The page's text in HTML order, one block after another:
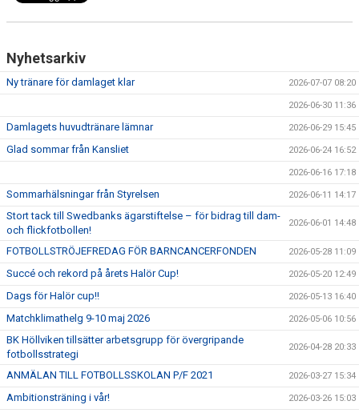
Nyhetsarkiv
Ny tränare för damlaget klar 2026-07-07 08:20
2026-06-30 11:36
Damlagets huvudtränare lämnar 2026-06-29 15:45
Glad sommar från Kansliet 2026-06-24 16:52
2026-06-16 17:18
Sommarhälsningar från Styrelsen 2026-06-11 14:17
Stort tack till Swedbanks ägarstiftelse – för bidrag till dam-
och flickfotbollen!
2026-06-01 14:48
FOTBOLLSTRÖJEFREDAG FÖR BARNCANCERFONDEN 2026-05-28 11:09
Succé och rekord på årets Halör Cup! 2026-05-20 12:49
Dags för Halör cup!! 2026-05-13 16:40
Matchklimathelg 9-10 maj 2026 2026-05-06 10:56
BK Höllviken tillsätter arbetsgrupp för övergripande
fotbollsstrategi
2026-04-28 20:33
ANMÄLAN TILL FOTBOLLSSKOLAN P/F 2021 2026-03-27 15:34
Ambitionsträning i vår! 2026-03-26 15:03